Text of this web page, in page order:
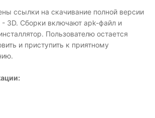
ссылки на скачивание полной версии
- 3D. Сборки включают apk-файл и
Пользователю остается
и приступить к приятному